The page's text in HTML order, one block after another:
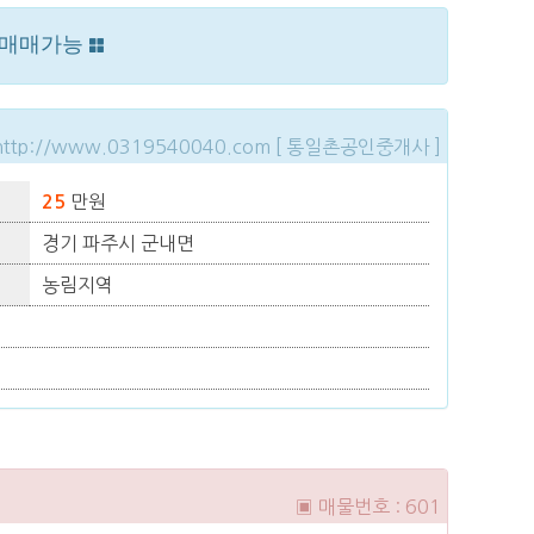
매가능
www.0319540040.com [ 통일촌공인중개사 ]
25 만원
경기 파주시 군내면
농림지역
▣ 매물번호 : 601